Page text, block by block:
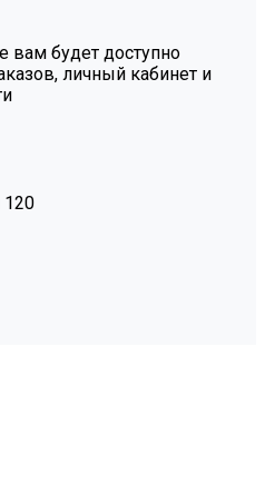
вам будет доступно
личный кабинет и
120